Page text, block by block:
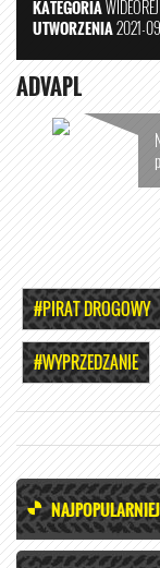
KATEGORIA
UTWORZENIA2021-
ADVAPL
#PIRAT DROGOWY
#WYPRZEDZANIE